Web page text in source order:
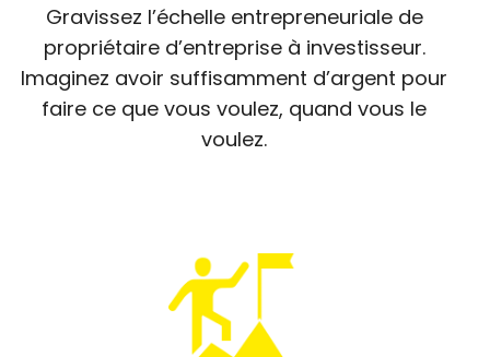
Gravissez l’échelle entrepreneuriale de
propriétaire d’entreprise à investisseur.
Imaginez avoir suffisamment d’argent pour
faire ce que vous voulez, quand vous le
voulez.